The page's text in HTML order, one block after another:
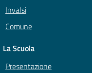
Invalsi
Comune
La Scuola
Presentazione